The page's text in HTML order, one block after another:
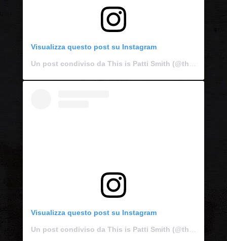
Visualizza questo post su Instagram
Visualizza questo post su Instagram